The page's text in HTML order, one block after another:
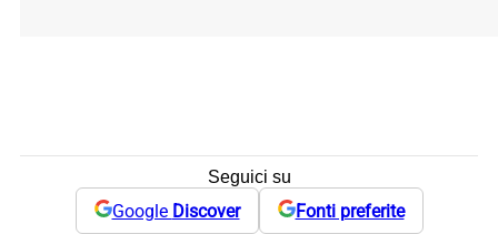
Seguici su
Google Discover Fonti preferite